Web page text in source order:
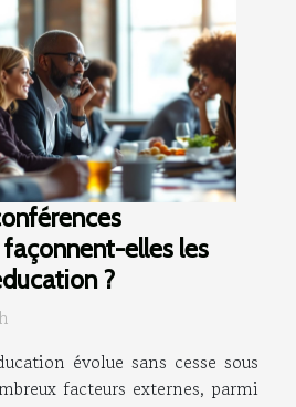
elles les
?
évolue sans cesse sous
facteurs externes, parmi